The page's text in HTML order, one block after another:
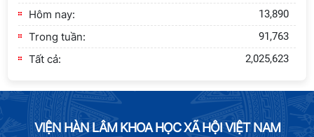
Hôm nay: 13,890
Trong tuần: 91,763
Tất cả: 2,025,623
VIỆN HÀN LÂM KHOA HỌC XÃ HỘI VIỆT NAM